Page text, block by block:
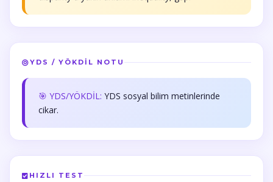
YDS / YÖKDİL NOTU
🎯 YDS/YÖKDİL: YDS sosyal bilim metinlerinde
cikar.
HIZLI TEST